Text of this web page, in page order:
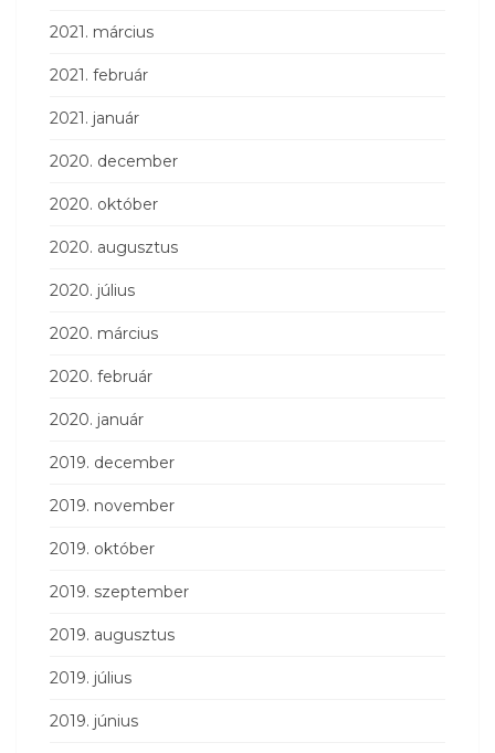
2021. március
2021. február
2021. január
2020. december
2020. október
2020. augusztus
2020. július
2020. március
2020. február
2020. január
2019. december
2019. november
2019. október
2019. szeptember
2019. augusztus
2019. július
2019. június